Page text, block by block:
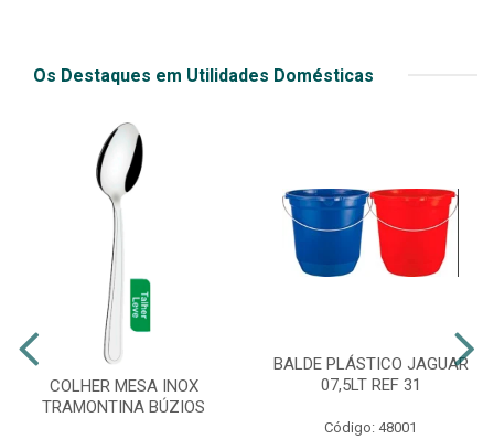
Os Destaques em Utilidades Domésticas
COLHER MESA INOX
TRAMONTINA BÚZIOS
BALDE PLÁSTICO JAGUAR
07,5LT REF 31
Código: 48001